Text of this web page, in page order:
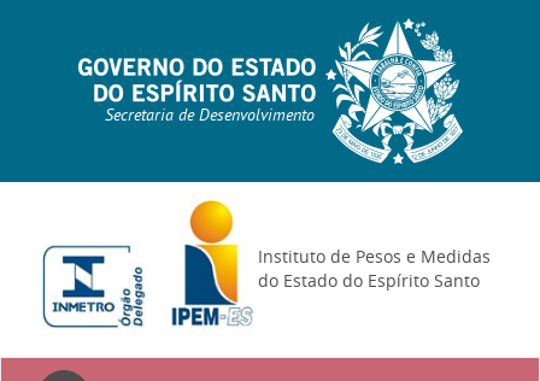
Secretaria de Desenvolvimento
Instituto de Pesos e Medidas
do Estado do Espírito Santo